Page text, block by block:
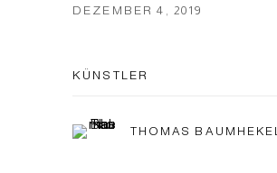
DEZEMBER 4, 2019
KÜNSTLER
THOMAS BAUMHEKEL